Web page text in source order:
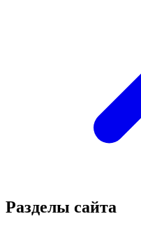
Разделы сайта